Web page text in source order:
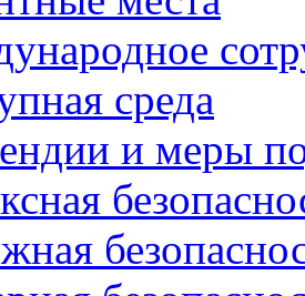
среда
и меры